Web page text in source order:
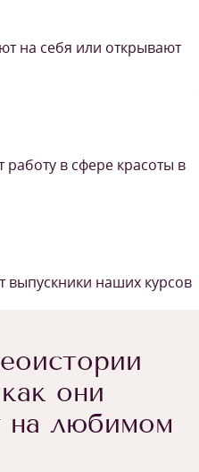
на себя или открывают
в сфере красоты в
выпускники наших курсов
они
на любимом